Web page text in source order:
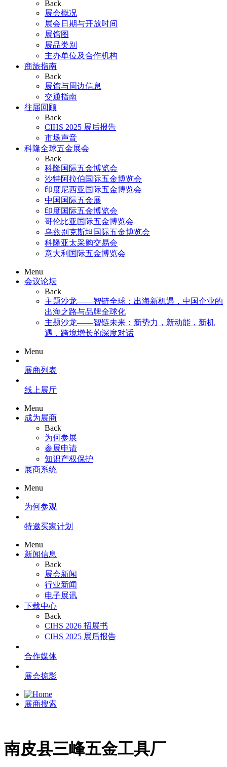
Back
展会概况
展会日期与开放时间
展馆图
展品类别
主办单位及合作机构
商旅指南
Back
展馆与周边信息
交通指南
往届回顾
Back
CIHS 2025 展后报告
市场声音
科隆全球五金展会
Back
科隆国际五金博览会
沙特阿拉伯国际五金博览会
印度尼西亚国际五金博览会
中国国际五金展
印度国际五金博览会
哥伦比亚国际五金博览会
乌兹别克斯坦国际五金博览会
科隆亚太采购交易会
意大利国际五金博览会
Menu
会议论坛
Back
主题沙龙——智链全球：出海新机遇，中国企业的
出海之路与品牌全球化
主题沙龙——智链未来：新势力，新动能，新机
遇，跨境增长的深度对话
Menu
展商列表
线上展厅
Menu
成为展商
Back
为何参展
参展申请
知识产权保护
展商系统
Menu
为何参观
特邀买家计划
Menu
新闻信息
Back
展会新闻
行业新闻
电子展讯
下载中心
Back
CIHS 2026 招展书
CIHS 2025 展后报告
合作媒体
展会掠影
展商搜索
南皮县三峰五金工具厂